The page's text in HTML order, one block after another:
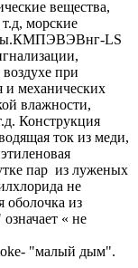
вещества,
морские
LS
при
и механических
влажности,
Конструкция
ток из меди,
пар из луженых
не
оболочка из
« не
"малый дым".